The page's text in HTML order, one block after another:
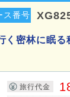
ス番号
密林に眠る
旅行代金